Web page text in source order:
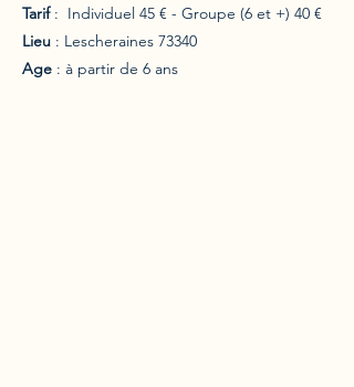
Tarif : Individuel 45 € - Groupe (6 et +) 40 €
Lieu : Lescheraines 73340
Age : à partir de 6 ans